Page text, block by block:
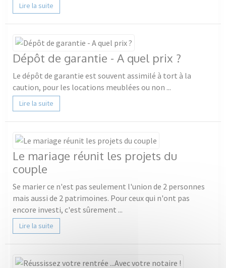
Lire la suite
Dépôt de garantie - A quel prix ?
Le dépôt de garantie est souvent assimilé à tort à la
caution, pour les locations meublées ou non ...
Lire la suite
Le mariage réunit les projets du
couple
Se marier ce n'est pas seulement l'union de 2 personnes
mais aussi de 2 patrimoines. Pour ceux qui n'ont pas
encore investi, c'est sûrement ...
Lire la suite